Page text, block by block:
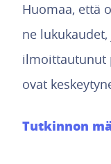
Huomaa, että
ne
ilmoittautunut
ovat
Tutkinnon